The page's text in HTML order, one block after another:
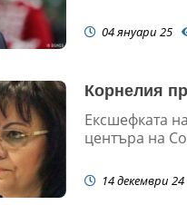
04 януари 25
Корнелия
Ексшефката
центъра на
14 декември 24